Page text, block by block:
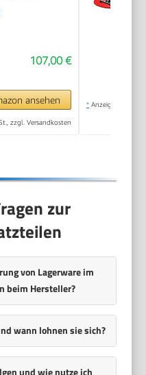
107,00 €
ansehen
zzgl. Versandkosten
* Anzeige
zur
von Lagerware im
beim Hersteller?
wann lohnen sie sich?